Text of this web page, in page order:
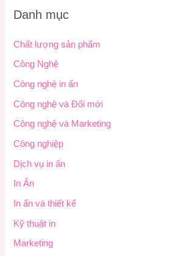
Danh mục
Chất lượng sản phẩm
Công Nghệ
Công nghệ in ấn
Công nghệ và Đổi mới
Công nghệ và Marketing
Công nghiệp
Dịch vụ in ấn
In Ấn
In ấn và thiết kế
Kỹ thuật in
Marketing